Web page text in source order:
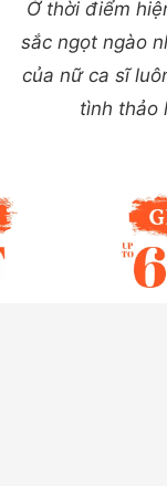
Ở thời điểm
sắc ngọt ngào
của nữ ca sĩ
tình thảo